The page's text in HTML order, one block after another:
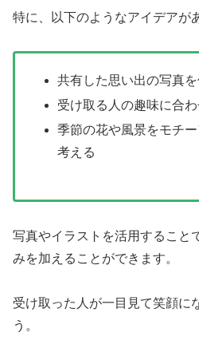
特に、以下のようなアイデアが
共有した思い出の写真
受け取る人の趣味に合
季節の花や風景をモチ
考える
写真やイラストを活用すること
みを加えることができます。
受け取った人が一目見て笑顔に
う。